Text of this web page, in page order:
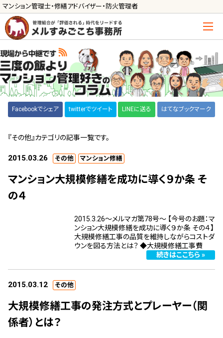
マンション管理士・修繕アドバイザー・防火管理者
Facebookでシェア twitterでツイート LINEに送る はてなブックマーク
『その他』カテゴリの記事一覧です。
2015.03.26 その他 マンション修繕
マンション大規模修繕を成功に導く９か条 そ
の４
2015.3.26～メルマガ第78号～ 【今号のお題：マ
ンション大規模修繕を成功に導く９か条 その４】
大規模修繕工事の品質を維持しながらコストダ
ウンを図る方法とは？ ◆大規模修繕工事費
続きはここちら »
2015.03.12 その他
大規模修繕工事の発注方式とプレーヤー（関
係者）とは？
管理士の活用方法
ご利用の流れ »
導入に向けた手続き »
サービス一覧
管理組合運営
メルの理事会アドバイザー »
管理契約見直しドクター »
管理費カイゼン隊 »